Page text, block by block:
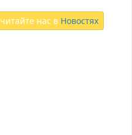
читайте нас в Новостях